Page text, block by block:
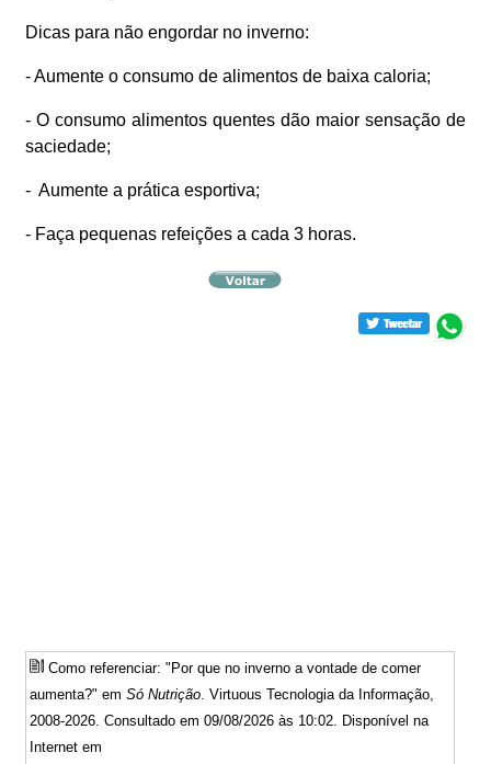
Dicas para não engordar no inverno:
- Aumente o consumo de alimentos de baixa caloria;
- O consumo alimentos quentes dão maior sensação de
saciedade;
- Aumente a prática esportiva;
- Faça pequenas refeições a cada 3 horas.
Como referenciar: "Por que no inverno a vontade de comer
aumenta?" emSó Nutrição. Virtuous Tecnologia da Informação,
2008-2026. Consultado em 09/08/2026 às 10:02. Disponível na
Internet em